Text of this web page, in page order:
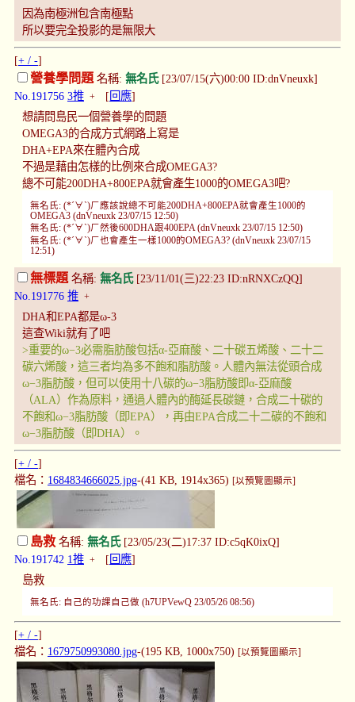
因為南極洲包含南極點
所以要完全投影的是無限大
[+ / -]
營養學問題名稱: 無名氏[23/07/15(六)00:00 ID:dnVneuxk]
No.191756 3推 + [ 回應]
想請問島民一個營養學的問題
OMEGA3的合成方式網路上寫是
DHA+EPA來在體內合成
不過是藉由怎樣的比例來合成OMEGA3?
總不可能200DHA+800EPA就會產生1000的OMEGA3吧?
無名氏: (*´∀`)ㄏ應該說總不可能200DHA+800EPA就會產生1000的
OMEGA3 (dnVneuxk 23/07/15 12:50)
無名氏: (*´∀`)ㄏ然後600DHA跟400EPA (dnVneuxk 23/07/15 12:50)
無名氏: (*´∀`)ㄏ也會產生一樣1000的OMEGA3? (dnVneuxk 23/07/15
12:51)
無標題 名稱: 無名氏[23/11/01(三)22:23 ID:nRNXCzQQ]
No.191776 推 +
DHA和EPA都是ω-3
這查Wiki就有了吧
>重要的ω−3必需脂肪酸包括α-亞麻酸、二十碳五烯酸、二十二
碳六烯酸，這三者均為多不飽和脂肪酸。人體內無法從頭合成
ω−3脂肪酸，但可以使用十八碳的ω−3脂肪酸即α-亞麻酸
（ALA）作為原料，通過人體內的酶延長碳鏈，合成二十碳的
不飽和ω−3脂肪酸（即EPA），再由EPA合成二十二碳的不飽和
ω−3脂肪酸（即DHA）。
[+ / -]
檔名： 1684834666025.jpg-(41 KB, 1914x365) [以預覽圖顯示]
島救名稱: 無名氏[23/05/23(二)17:37 ID:c5qK0ixQ]
No.191742 1推 + [ 回應]
島救
無名氏: 自己的功課自己做 (h7UPVewQ 23/05/26 08:56)
[+ / -]
檔名： 1679750993080.jpg-(195 KB, 1000x750) [以預覽圖顯示]